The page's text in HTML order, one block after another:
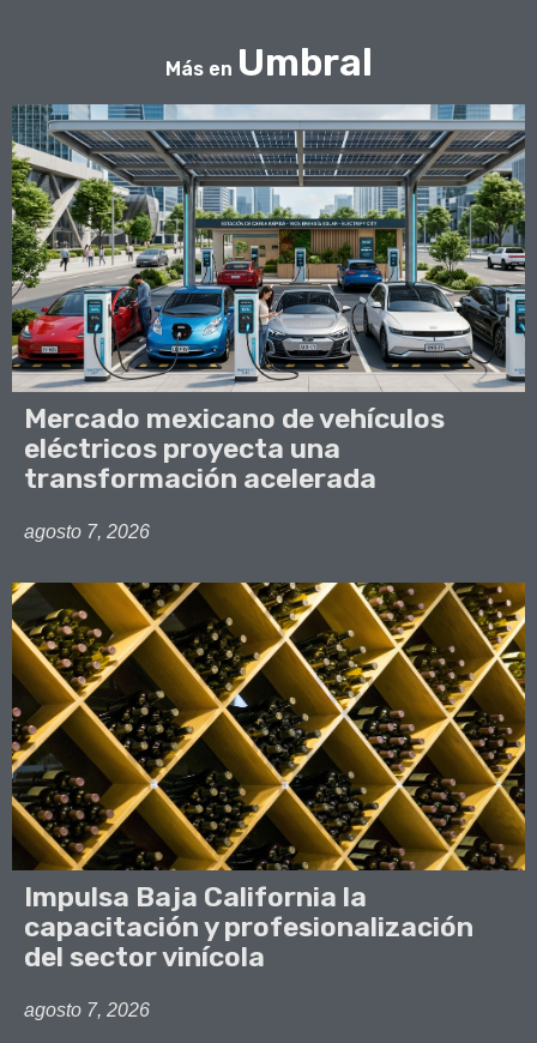
Más en Umbral
Mercado mexicano de vehículos
eléctricos proyecta una
transformación acelerada
agosto 7, 2026
Impulsa Baja California la
capacitación y profesionalización
del sector vinícola
agosto 7, 2026